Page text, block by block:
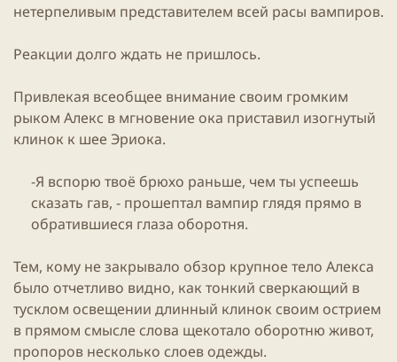
нетерпеливым представителем всей расы вампиров.
Реакции долго ждать не пришлось.
Привлекая всеобщее внимание своим громким
рыком Алекс в мгновение ока приставил изогнутый
клинок к шее Эриока.
-Я вспорю твоё брюхо раньше, чем ты успеешь
сказать гав, - прошептал вампир глядя прямо в
обратившиеся глаза оборотня.​
Тем, кому не закрывало обзор крупное тело Алекса
было отчетливо видно, как тонкий сверкающий в
тусклом освещении длинный клинок своим острием
в прямом смысле слова щекотало оборотню живот,
пропоров несколько слоев одежды.